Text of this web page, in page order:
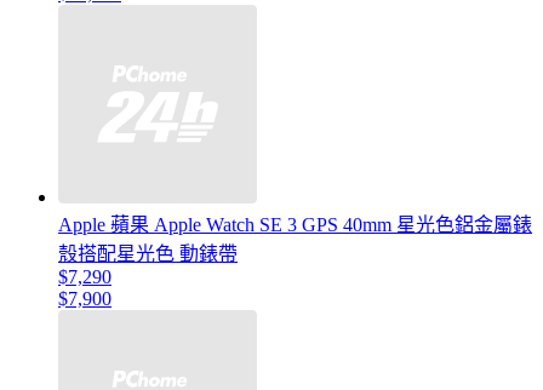
Apple 蘋果 Apple Watch SE 3 GPS 40mm 星光色鋁金屬錶
殼搭配星光色 動錶帶
$7,290
$7,900